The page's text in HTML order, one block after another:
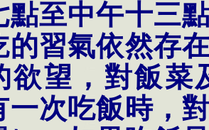
點至中午十三
的習氣依然存
欲望，對飯菜
一次吃飯時，